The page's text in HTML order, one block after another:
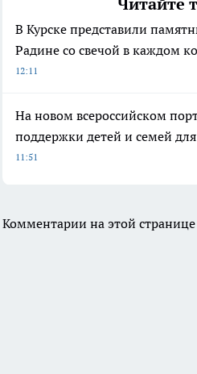
В Курске представили
Радине со свечой в каждом
12:11
На новом всероссийском
поддержки детей и семей
11:51
Комментарии на этой